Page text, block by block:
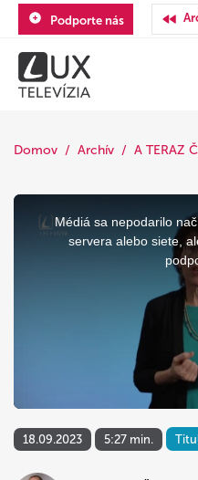
Podporte nás
Domov Archív A TERAZ
This
Médiá sa nepodarilo
servera alebo siete,
18.09.2023 5:27 min.